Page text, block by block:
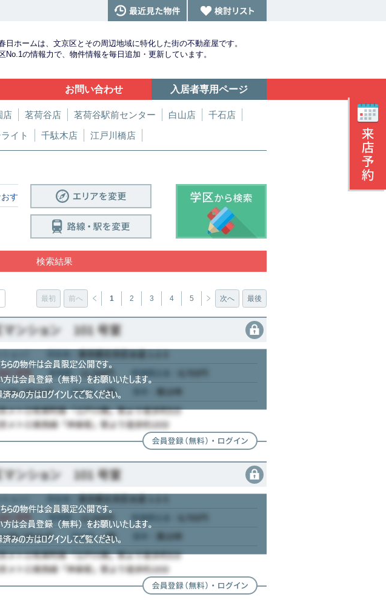
日ホームは、文京区とその周辺地域に特化した街の不動産屋です。
No.1の情報力で、物件情報を毎日追加・更新しています。
お問い合わせ 入居者専用ページ
店 茗荷谷店 茗荷谷駅前センター 白山店
千石店
イト 千駄木店 江戸川橋店
す
検索結果
最初 前へ 1 2 3 4 5 次へ 最後